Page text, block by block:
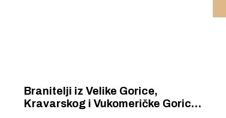
Branitelji iz Velike Gorice,
Kravarskog i Vukomeričke Gorice